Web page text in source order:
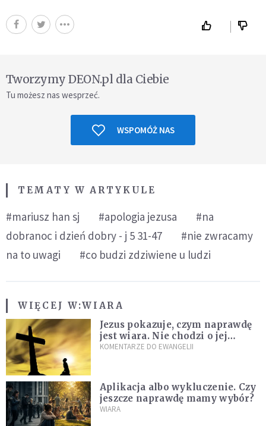
Tworzymy DEON.pl dla Ciebie
Tu możesz nas wesprzeć.
WSPOMÓŻ NAS
TEMATY W ARTYKULE
#mariusz han sj #apologia jezusa
#na
dobranoc i dzień dobry - j 5 31-47
#nie zwracamy
na to uwagi
#co budzi zdziwiene u ludzi
WIĘCEJ W:WIARA
Jezus pokazuje, czym naprawdę
jest wiara. Nie chodzi o jej
wielkość
KOMENTARZE DO EWANGELII
Aplikacja albo wykluczenie. Czy
jeszcze naprawdę mamy wybór?
WIARA